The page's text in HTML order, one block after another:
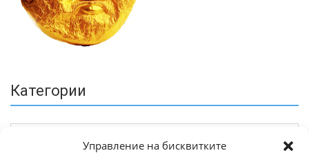
Управление на бисквитките
Категории